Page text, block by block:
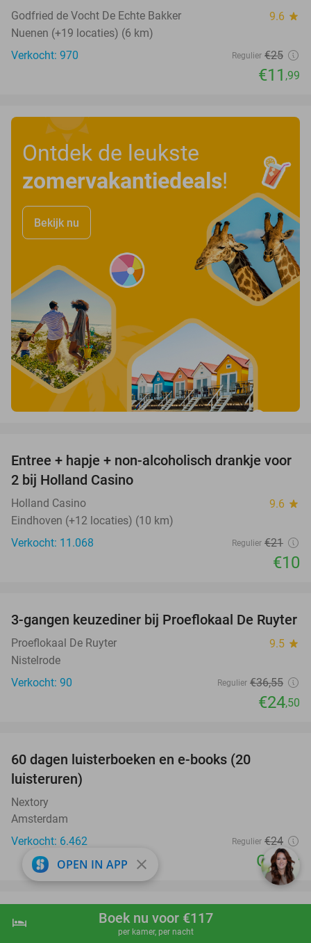
shopping_cart Boek nu
hotel Boek nu voor €117
per kamer, per nacht
Godfried de Vocht De Echte Bakker 9.6 star
Nuenen (+19 locaties) (6 km)
Verkocht: 970
Regulier €25
€11 ,99
Ontdek de leukste
zomervakantiedeals!
Bekijk nu
52%
Entree + hapje + non-alcoholisch drankje voor
2 bij Holland Casino
Holland Casino 9.6 star
Eindhoven (+12 locaties) (10 km)
Verkocht: 11.068
Regulier €21
€10
33%
3-gangen keuzediner bij Proeflokaal De Ruyter
Proeflokaal De Ruyter 9.5 star
Nistelrode
Verkocht: 90
Regulier €36,55
€24,50
60 dagen luisterboeken en e-books (20
luisteruren)
Nextory
Amsterdam
Verkocht: 6.462
Regulier €24
Gratis
favorite_border
Dagentree voor park Mondo Verde +
onbeperkt eten en drinken
OPEN IN APP close